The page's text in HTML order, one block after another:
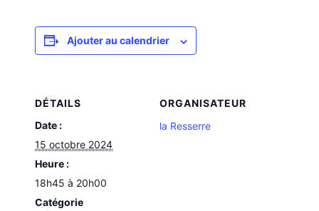
Ajouter au calendrier
DÉTAILS
Date :
15 octobre 2024
Heure :
18h45 à 20h00
Catégorie
ORGANISATEUR
la Resserre